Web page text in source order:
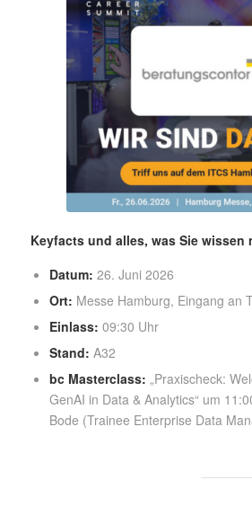
Keyfacts und alles, was Sie wissen
Datum: 26. Juni 2026
Ort: Messe Hamburg, Eingang an
Einlass: 09:30 Uhr
Stand: A32
bc Masterclass: „Praxischeck:
GenAI in Data & Analytics“ um
Bode (Trainee Enterprise Data